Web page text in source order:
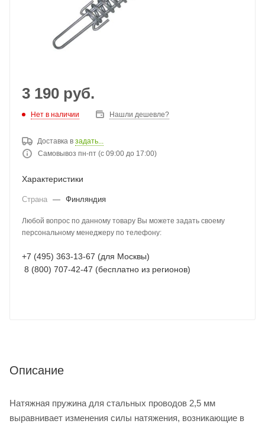
3 190 руб.
Нет в наличии Нашли дешевле?
Доставка в задать...
Самовывоз пн-пт (с 09:00 до 17:00)
Характеристики
Страна — Финляндия
Любой вопрос по данному товару Вы можете задать своему
персональному менеджеру по телефону:
+7 (495) 363-13-67 (для Москвы)
8 (800) 707-42-47 (бесплатно из регионов)
Описание
Натяжная пружина для стальных проводов 2,5 мм
выравнивает изменения силы натяжения, возникающие в